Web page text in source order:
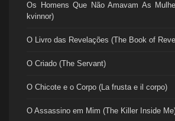
Os Homens Que Não Amavam As
kvinnor)
O Livro das Revelações (The Book of
O Criado (The Servant)
O Chicote e o Corpo (La frusta e il corpo)
O Assassino em Mim (The Killer Inside